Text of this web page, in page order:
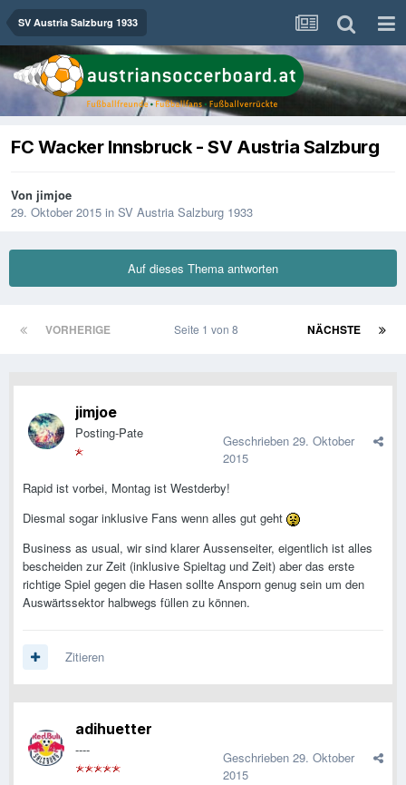
SV Austria Salzburg 1933
FC Wacker Innsbruck - SV Austria Salzburg
Von jimjoe
29. Oktober 2015 in SV Austria Salzburg 1933
Auf dieses Thema antworten
VORHERIGE NÄCHSTE
Seite 1 von 8
jimjoe
Posting-Pate Geschrieben 29. Oktober
2015
Rapid ist vorbei, Montag ist Westderby!
Diesmal sogar inklusive Fans wenn alles gut geht
Business as usual, wir sind klarer Aussenseiter, eigentlich ist alles
bescheiden zur Zeit (inklusive Spieltag und Zeit) aber das erste
richtige Spiel gegen die Hasen sollte Ansporn genug sein um den
Auswärtssektor halbwegs füllen zu können.
Zitieren
adihuetter
---- Geschrieben 29. Oktober
2015